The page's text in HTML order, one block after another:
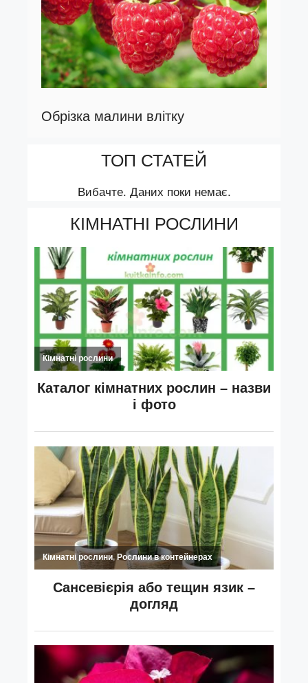
Обрізка малини влітку
ТОП СТАТЕЙ
Вибачте. Даних поки немає.
КІМНАТНІ РОСЛИНИ